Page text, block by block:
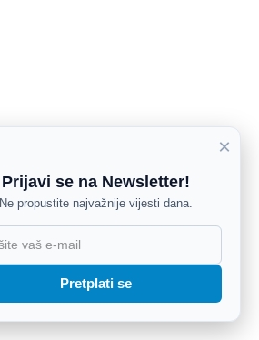
×
Prijavi se na Newsletter!
Ne propustite najvažnije vijesti dana.
Pretplati se